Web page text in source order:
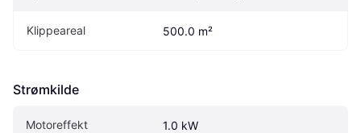
Klippeareal 500.0 m²
Strømkilde
Motoreffekt 1.0 kW